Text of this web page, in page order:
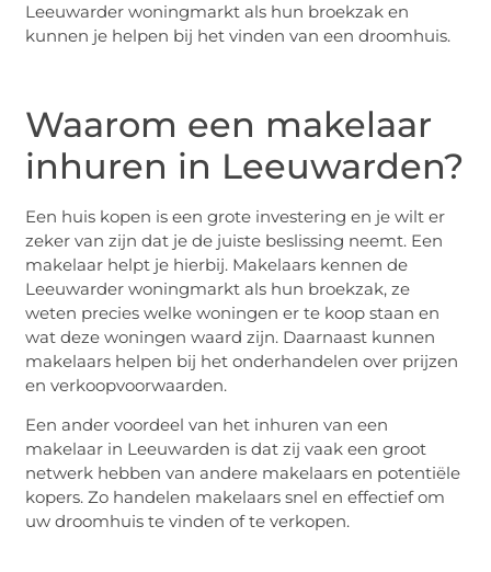
Leeuwarder woningmarkt als hun broekzak en
kunnen je helpen bij het vinden van een droomhuis.
Waarom een ​​makelaar
inhuren in Leeuwarden?
Een huis kopen is een grote investering en je wilt er
zeker van zijn dat je de juiste beslissing neemt. Een
makelaar helpt je hierbij. Makelaars kennen de
Leeuwarder woningmarkt als hun broekzak, ze
weten precies welke woningen er te koop staan ​​en
wat deze woningen waard zijn. Daarnaast kunnen
makelaars helpen bij het onderhandelen over prijzen
en verkoopvoorwaarden.
Een ander voordeel van het inhuren van een
makelaar in Leeuwarden is dat zij vaak een groot
netwerk hebben van andere makelaars en potentiële
kopers. Zo handelen makelaars snel en effectief om
uw droomhuis te vinden of te verkopen.